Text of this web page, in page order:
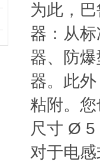
为此，
器：从
器、防
器。此
粘附。
尺寸 Ø 5
对于电